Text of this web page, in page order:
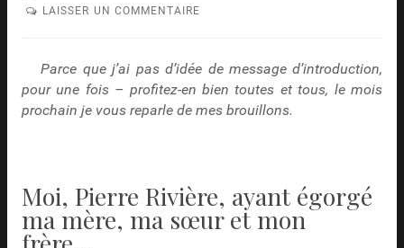
LAISSER UN COMMENTAIRE
Parce que j’ai pas d’idée de message d’introduction,
pour une fois – profitez-en bien toutes et tous, le mois
prochain je vous reparle de mes brouillons.
Moi, Pierre Rivière, ayant égorgé
ma mère, ma sœur et mon